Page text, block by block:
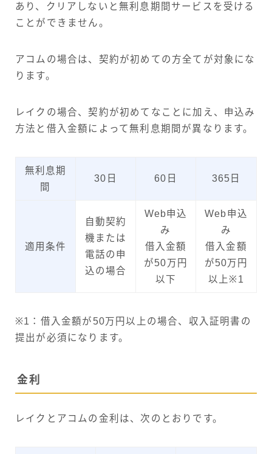
あり、クリアしないと無利息期間サービスを受ける
ことができません。
アコムの場合は、契約が初めての方全てが対象にな
ります。
レイクの場合、契約が初めてなことに加え、申込み
方法と借入金額によって無利息期間が異なります。
無利息期
間
30日 60日 365日
適用条件
⾃動契約
機または
電話の申
込の場合
Web申込
み
借入金額
が50万円
以下
Web申込
み
借入金額
が50万円
以上※1
※1：借入金額が50万円以上の場合、収入証明書の
提出が必須になります。
金利
レイクとアコムの金利は、次のとおりです。